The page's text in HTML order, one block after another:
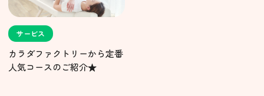
サービス
カラダファクトリーから定番
人気コースのご紹介★